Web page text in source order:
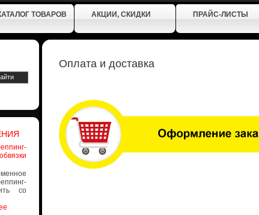
ТОВАРОВ АКЦИИ, СКИДКИ ПРАЙС-ЛИСТЫ
со
Оплата и доставка